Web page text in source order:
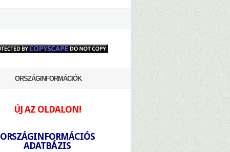
ORSZÁGINFORMÁCIÓK
ÚJ AZ OLDALON!
ORSZÁGINFORMÁCIÓS
ADATBÁZIS